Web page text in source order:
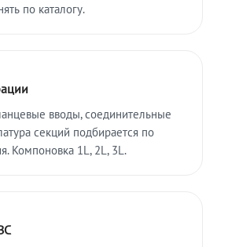
по каталогу.
вводы, соединительные
секций подбирается по
Компоновка 1L, 2L, 3L.